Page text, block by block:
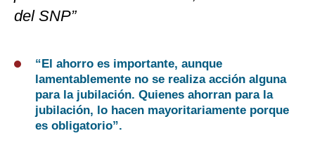
del SNP”
“El ahorro es importante, aunque
lamentablemente no se realiza acción alguna
para la jubilación. Quienes ahorran para la
jubilación, lo hacen mayoritariamente porque
es obligatorio”.